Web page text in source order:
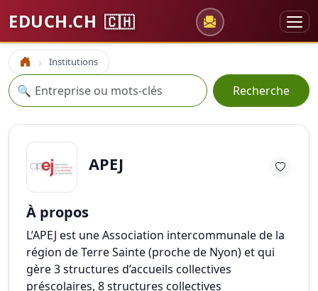
EDUCH.CH 🇨🇭
Accueil Institutions
Recherche
🔍 Recherche
APEJ
À propos
L’APEJ est une Association intercommunale de la
région de Terre Sainte (proche de Nyon) et qui
gère 3 structures d’accueils collectives
préscolaires, 8 structures collectives